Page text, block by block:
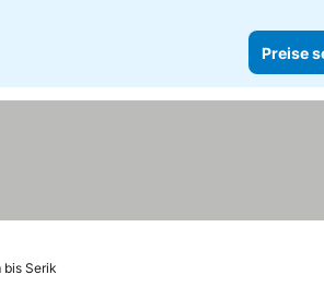
Preise
bis Serik